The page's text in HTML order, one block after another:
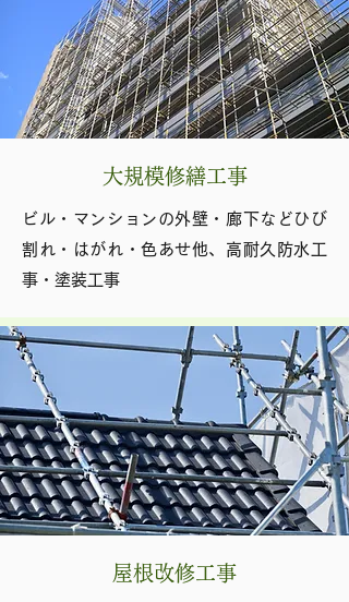
大規模修繕工事
ビル・マンションの外壁・廊下などひび
割れ・はがれ・色あせ他、高耐久防水工
事・塗装工事
屋根改修工事